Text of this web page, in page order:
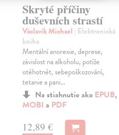
Skryté příčiny
duševních strastí
Václavík Michael | Elektronická
kniha
Mentální anorexie, deprese,
závislost na alkoholu, potíže
otěhotnět, sebepoškozování,
tetanie a pani...
Na stiahnutie ako EPUB,
MOBI a PDF
12,89 €